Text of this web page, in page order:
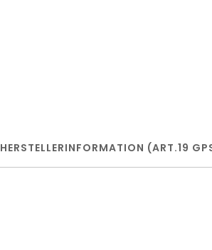
HERSTELLERINFORMATION (ART.19